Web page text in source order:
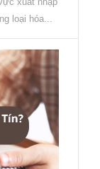
loại hóa...